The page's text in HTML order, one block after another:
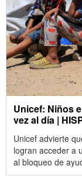
Unicef: Niños
vez al día |
Unicef advierte
logran acceder a
al bloqueo de